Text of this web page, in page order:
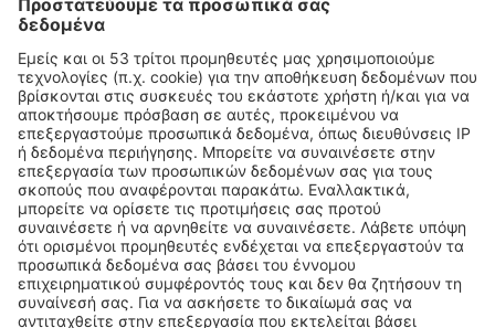
Μας συγχωρείτε, δεν υπάρχουν
αποτελέσματα για την αναζήτησή σας
Προσπαθήστε να κάνετε αναζήτηση με διαφορετικά κριτήρια
Copyright © eSky.gr. Με την επιφύλαξη παντός νομίμου δικαιώματος.